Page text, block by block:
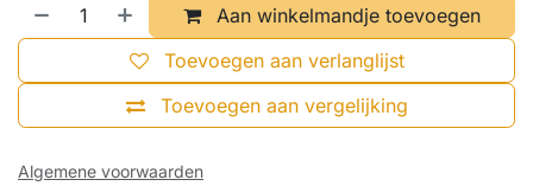
Aan winkelmandje toevoegen
Toevoegen aan vergelijking
Toevoegen aan verlanglijst
Algemene voorwaarden